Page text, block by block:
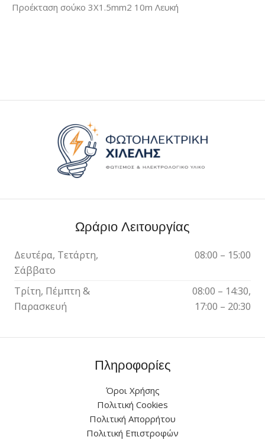
Προέκταση σούκο 3Χ1.5mm2 10m Λευκή
Ωράριο Λειτουργίας
Δευτέρα, Τετάρτη,
Σάββατο
08:00 – 15:00
Τρίτη, Πέμπτη &
Παρασκευή
08:00 – 14:30,
17:00 – 20:30
Πληροφορίες
Όροι Χρήσης
Πολιτική Cookies
Πολιτική Απορρήτου
Πολιτική Επιστροφών